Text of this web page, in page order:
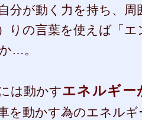
分が動く力を持ち、
りの言葉を使えば「
…。
は動かすエネルギー
を動かす為のエネルギ